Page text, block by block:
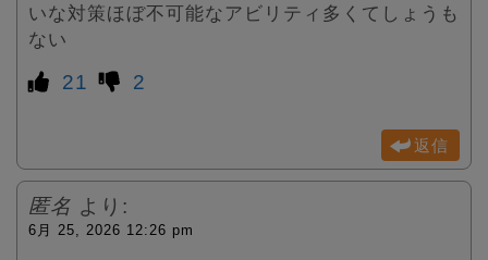
いな対策ほぼ不可能なアビリティ多くてしょうも
ない
21 2
返信
匿名 より:
6月 25, 2026 12:26 pm